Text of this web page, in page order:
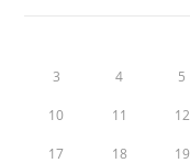
3 4 5
10 11 12
17 18 19